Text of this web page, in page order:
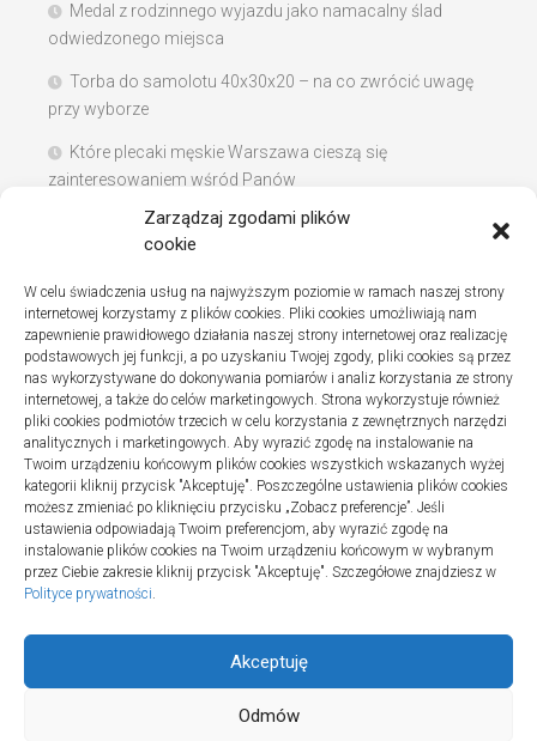
Zarządzaj zgodami plików
cookie
W celu świadczenia usług na najwyższym poziomie w ramach naszej strony
internetowej korzystamy z plików cookies. Pliki cookies umożliwiają nam
zapewnienie prawidłowego działania naszej strony internetowej oraz realizację
podstawowych jej funkcji, a po uzyskaniu Twojej zgody, pliki cookies są przez
nas wykorzystywane do dokonywania pomiarów i analiz korzystania ze strony
internetowej, a także do celów marketingowych. Strona wykorzystuje również
pliki cookies podmiotów trzecich w celu korzystania z zewnętrznych narzędzi
analitycznych i marketingowych. Aby wyrazić zgodę na instalowanie na
Twoim urządzeniu końcowym plików cookies wszystkich wskazanych wyżej
kategorii kliknij przycisk "Akceptuję". Poszczególne ustawienia plików cookies
możesz zmieniać po kliknięciu przycisku „Zobacz preferencje”. Jeśli
ustawienia odpowiadają Twoim preferencjom, aby wyrazić zgodę na
instalowanie plików cookies na Twoim urządzeniu końcowym w wybranym
przez Ciebie zakresie kliknij przycisk "Akceptuję". Szczegółowe znajdziesz w
Polityce prywatności.
Akceptuję
Odmów
Medal z rodzinnego wyjazdu jako namacalny ślad
odwiedzonego miejsca
Torba do samolotu 40x30x20 – na co zwrócić uwagę
przy wyborze
Które plecaki męskie Warszawa cieszą się
zainteresowaniem wśród Panów
Instalacje sanitarne w szpitalach – jak wybrać dobrą
Na co zwracać uwagę podczas szukania noclegów
nad Bałtykiem
Najnowsze komentarze
GosiaoFizjoterapia – jak ekspresowo przywrócić
sprawność po urazie?